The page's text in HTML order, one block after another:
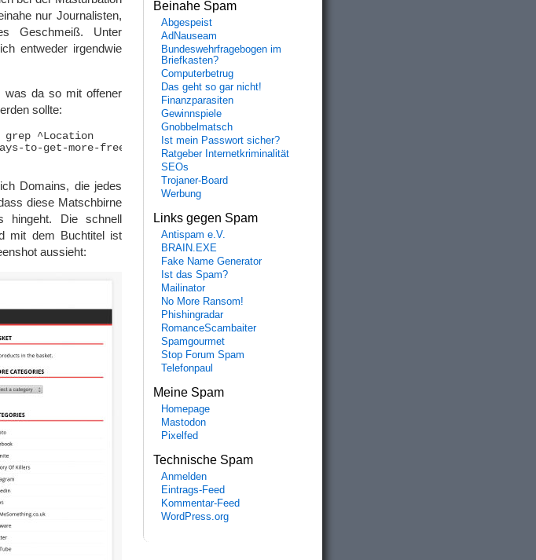
nur Journalisten,
Geschmeiß. Unter
entweder irgendwie
was da so mit offener
sollte:
^Location
to-get-more-free-twitter-followers/
Domains, die jedes
diese Matschbirne
hingeht. Die schnell
mit dem Buchtitel ist
aussieht:
Beinahe Spam
Abgespeist
AdNauseam
Bundeswehrfragebogen im
Briefkasten?
Computerbetrug
Das geht so gar nicht!
Finanzparasiten
Gewinnspiele
Gnobbelmatsch
Ist mein Passwort sicher?
Ratgeber Internetkriminalität
SEOs
Trojaner-Board
Werbung
Links gegen Spam
Antispam e.V.
BRAIN.EXE
Fake Name Generator
Ist das Spam?
Mailinator
No More Ransom!
Phishingradar
RomanceScambaiter
Spamgourmet
Stop Forum Spam
Telefonpaul
Meine Spam
Homepage
Mastodon
Pixelfed
Technische Spam
Anmelden
Eintrags-Feed
Kommentar-Feed
WordPress.org